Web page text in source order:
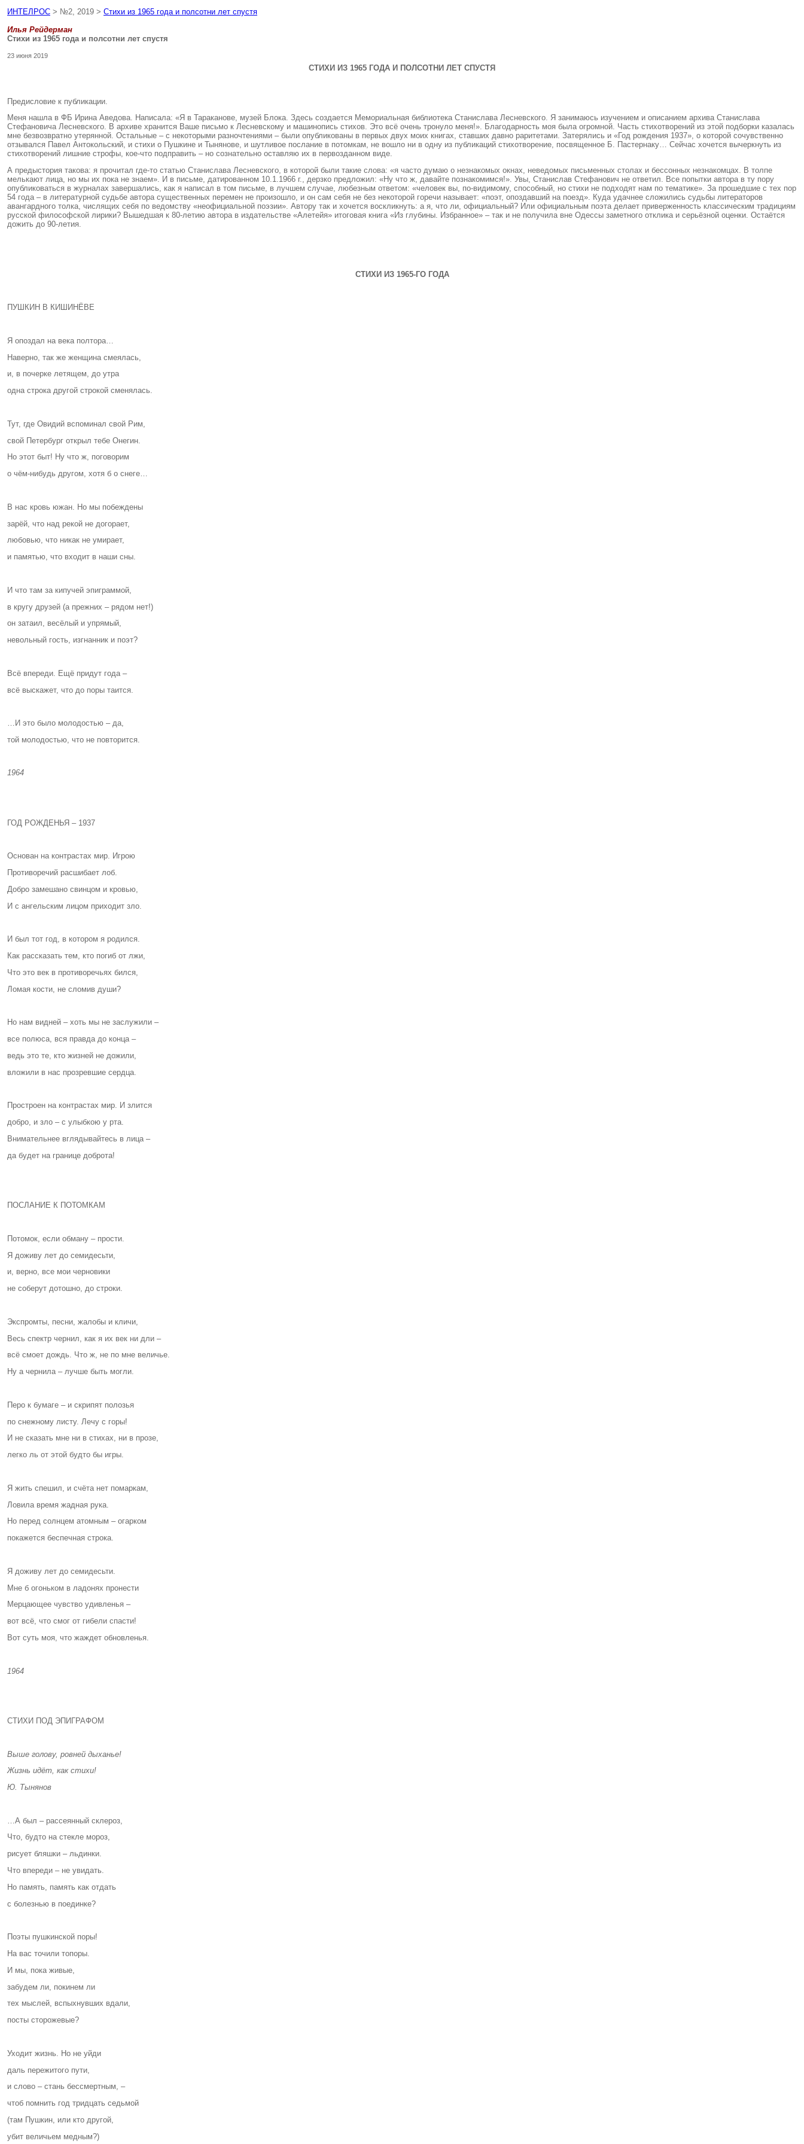
ИНТЕЛРОС > №2, 2019 > Стихи из 1965 года и полсотни лет спустя
Илья Рейдерман
Стихи из 1965 года и полсотни лет спустя
23 июня 2019
СТИХИ ИЗ 1965 ГОДА И ПОЛСОТНИ ЛЕТ СПУСТЯ
Предисловие к публикации.
Меня нашла в ФБ Ирина Аведова. Написала: «Я в Тараканове, музей Блока. Здесь создается Мемориальная библиотека Станислава Лесневского. Я занимаюсь изучением и описанием архива Станислава
Стефановича Лесневского. В архиве хранится Ваше письмо к Лесневскому и машинопись стихов. Это всё очень тронуло меня!». Благодарность моя была огромной. Часть стихотворений из этой подборки казалась
мне безвозвратно утерянной. Остальные – с некоторыми разночтениями – были опубликованы в первых двух моих книгах, ставших давно раритетами. Затерялись и «Год рождения 1937», о которой сочувственно
отзывался Павел Антокольский, и стихи о Пушкине и Тынянове, и шутливое послание в потомкам, не вошло ни в одну из публикаций стихотворение, посвященное Б. Пастернаку… Сейчас хочется вычеркнуть из
стихотворений лишние строфы, кое-что подправить – но сознательно оставляю их в первозданном виде.
А предыстория такова: я прочитал где-то статью Станислава Лесневского, в которой были такие слова: «я часто думаю о незнакомых окнах, неведомых письменных столах и бессонных незнакомцах. В толпе
мелькают лица, но мы их пока не знаем». И в письме, датированном 10.1.1966 г., дерзко предложил: «Ну что ж, давайте познакомимся!». Увы, Станислав Стефанович не ответил. Все попытки автора в ту пору
опубликоваться в журналах завершались, как я написал в том письме, в лучшем случае, любезным ответом: «человек вы, по-видимому, способный, но стихи не подходят нам по тематике». За прошедшие с тех пор
54 года – в литературной судьбе автора существенных перемен не произошло, и он сам себя не без некоторой горечи называет: «поэт, опоздавший на поезд». Куда удачнее сложились судьбы литераторов
авангардного толка, числящих себя по ведомству «неофициальной поэзии». Автору так и хочется воскликнуть: а я, что ли, официальный? Или официальным поэта делает приверженность классическим традициям
русской философской лирики? Вышедшая к 80-летию автора в издательстве «Алетейя» итоговая книга «Из глубины. Избранное» – так и не получила вне Одессы заметного отклика и серьёзной оценки. Остаётся
дожить до 90-летия.
СТИХИ ИЗ 1965-ГО ГОДА
ПУШКИН В КИШИНЁВЕ
Я опоздал на века полтора…
Наверно, так же женщина смеялась,
и, в почерке летящем, до утра
одна строка другой строкой сменялась.
Тут, где Овидий вспоминал свой Рим,
свой Петербург открыл тебе Онегин.
Но этот быт! Ну что ж, поговорим
о чём-нибудь другом, хотя б о снеге…
В нас кровь южан. Но мы побеждены
зарёй, что над рекой не догорает,
любовью, что никак не умирает,
и памятью, что входит в наши сны.
И что там за кипучей эпиграммой,
в кругу друзей (а прежних – рядом нет!)
он затаил, весёлый и упрямый,
невольный гость, изгнанник и поэт?
Всё впереди. Ещё придут года –
всё выскажет, что до поры таится.
…И это было молодостью – да,
той молодостью, что не повторится.
1964
ГОД РОЖДЕНЬЯ – 1937
Основан на контрастах мир. Игрою
Противоречий расшибает лоб.
Добро замешано свинцом и кровью,
И с ангельским лицом приходит зло.
И был тот год, в котором я родился.
Как рассказать тем, кто погиб от лжи,
Что это век в противоречьях бился,
Ломая кости, не сломив души?
Но нам видней – хоть мы не заслужили –
все полюса, вся правда до конца –
ведь это те, кто жизней не дожили,
вложили в нас прозревшие сердца.
Простроен на контрастах мир. И злится
добро, и зло – с улыбкою у рта.
Внимательнее вглядывайтесь в лица –
да будет на границе доброта!
ПОСЛАНИЕ К ПОТОМКАМ
Потомок, если обману – прости.
Я доживу лет до семидесьти,
и, верно, все мои черновики
не соберут дотошно, до строки.
Экспромты, песни, жалобы и кличи,
Весь спектр чернил, как я их век ни дли –
всё смоет дождь. Что ж, не по мне величье.
Ну а чернила – лучше быть могли.
Перо к бумаге – и скрипят полозья
по снежному листу. Лечу с горы!
И не сказать мне ни в стихах, ни в прозе,
легко ль от этой будто бы игры.
Я жить спешил, и счёта нет помаркам,
Ловила время жадная рука.
Но перед солнцем атомным – огарком
покажется беспечная строка.
Я доживу лет до семидесьти.
Мне б огоньком в ладонях пронести
Мерцающее чувство удивленья –
вот всё, что смог от гибели спасти!
Вот суть моя, что жаждет обновленья.
1964
СТИХИ ПОД ЭПИГРАФОМ
Выше голову, ровней дыханье!
Жизнь идёт, как стихи!
Ю. Тынянов
…А был – рассеянный склероз,
Что, будто на стекле мороз,
рисует бляшки – льдинки.
Что впереди – не увидать.
Но память, память как отдать
с болезнью в поединке?
Поэты пушкинской поры!
На вас точили топоры.
И мы, пока живые,
забудем ли, покинем ли
тех мыслей, вспыхнувших вдали,
посты сторожевые?
Уходит жизнь. Но не уйди
даль пережитого пути,
и слово – стань бессмертным, –
чтоб помнить год тридцать седьмой
(там Пушкин, или кто другой,
убит величьем медным?)